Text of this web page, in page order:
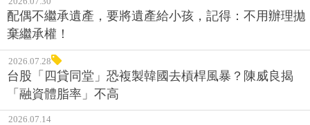
配偶不繼承遺產，要將遺產給小孩，記得：不用辦理拋
棄繼承權！
2026.07.28
台股「四貸同堂」恐複製韓國去槓桿風暴？陳威良揭
「融資體脂率」不高
2026.07.14